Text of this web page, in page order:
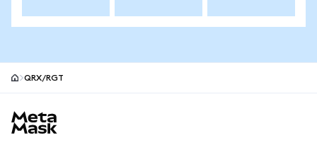
QRX/RGT